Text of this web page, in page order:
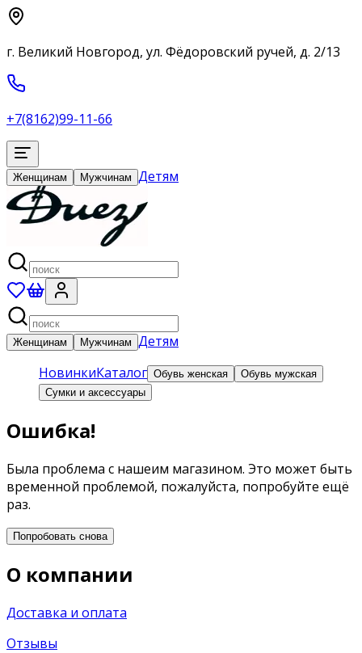
г. Великий Новгород, ул. Фёдоровский ручей, д. 2/13
+7(8162)99-11-66
Женщинам Мужчинам Детям
Женщинам Мужчинам Детям
НовинкиКаталог Обувь женская
Обувь мужская
Сумки и аксессуары
Ошибка!
Была проблема с нашеим магазином. Это может быть
временной проблемой, пожалуйста, попробуйте ещё
раз.
Попробовать снова
О компании
Доставка и оплата
Отзывы